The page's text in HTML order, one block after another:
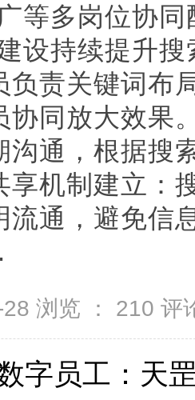
广等多岗位协
设持续提升
负责关键词布
协同放大效果
沟通，根据搜
享机制建立：
流通，避免信
浏览 ： 210 评
字员工：天